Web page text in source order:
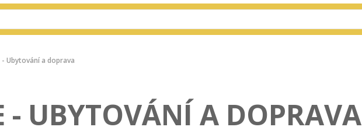
- Ubytování a doprava
- UBYTOVÁNÍ A DOPRAVA